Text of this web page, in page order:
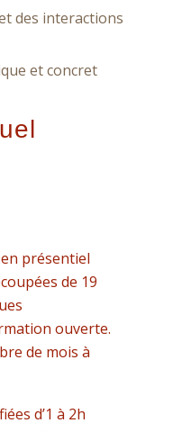
des interactions
et concret
présentiel
de 19
ouverte.
de mois à
d’1 à 2h